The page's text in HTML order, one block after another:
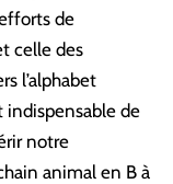
de
celle des
l’alphabet
indispensable de
notre
animal en B à